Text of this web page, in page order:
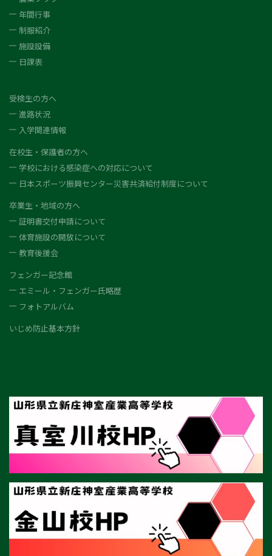
年間行事
制服紹介
施設設備
日課表
受検生の方へ
進路状況
入学関連情報
在校生・保護者の方へ
学校における感染症への対応について
日本スポーツ振興センター災害共済給付制度について
卒業生・地域の方へ
証明書交付申請について
体育施設の開放について
教育後援会
フェンガー記念館
エミール・フェンガー氏略歴
フォトアルバム
いじめ防止基本方針